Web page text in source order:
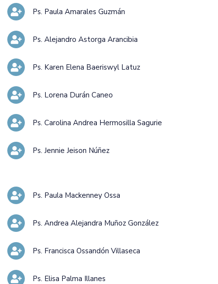
Ps. Paula Amarales Guzmán
Ps. Alejandro Astorga Arancibia
Ps. Karen Elena Baeriswyl Latuz
Ps. Lorena Durán Caneo
Ps. Carolina Andrea Hermosilla Sagurie
Ps. Jennie Jeison Núñez
Ps. Paula Mackenney Ossa
Ps. Andrea Alejandra Muñoz González
Ps. Francisca Ossandón Villaseca
Ps. Elisa Palma Illanes